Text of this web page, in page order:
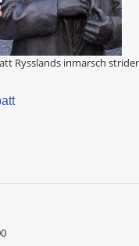
att Rysslands inmarsch